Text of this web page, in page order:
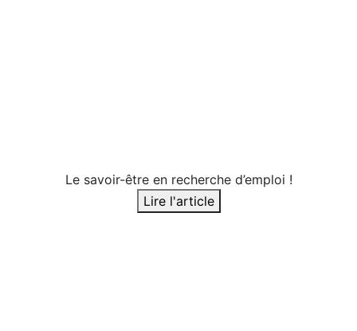
Le savoir-être en recherche d’emploi !
Lire l'article